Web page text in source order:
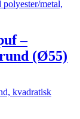
–
(Ø55)